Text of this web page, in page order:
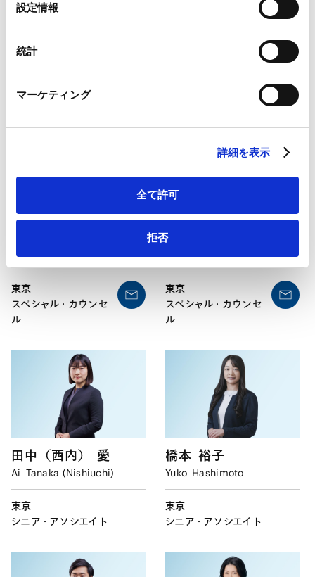
Google Analytics利用規約（
Marketo
外部サイト）
LinkedIn プライバシーポリシー（
HubSpot プライバシーポリシー（外部サイト）
設定情報
統計
マーケティング
詳細を表示
全て許可
拒否
Naohiro
パートナー
Kenji Miyagawa
東京
スペシャル・カウンセ
ル
大槻
Yoshiaki Otsuki
東京
スペシャル・カウンセ
ル
田中（西内） 愛
Ai Tanaka (Nishiuchi)
東京
シニア・アソシエイト
橋本 裕子
Yuko Hashimoto
東京
シニア・アソシエイト